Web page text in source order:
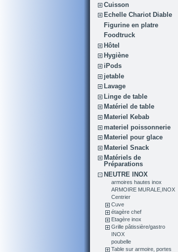
Cuisson
Echelle Chariot Diable
Figurine en platre
Foodtruck
Hôtel
Hygiène
iPods
jetable
Lavage
Linge de table
Matériel de table
Materiel Kebab
materiel poissonnerie
Materiel pour glace
Materiel Snack
Matériels de
Préparations
NEUTRE INOX
armoires hautes inox
ARMOIRE MURALE,INOX
Centrier
Cuve
étagère chef
Etagère inox
Grille pâtissière/gastro
INOX
poubelle
Table sur armoire, portes